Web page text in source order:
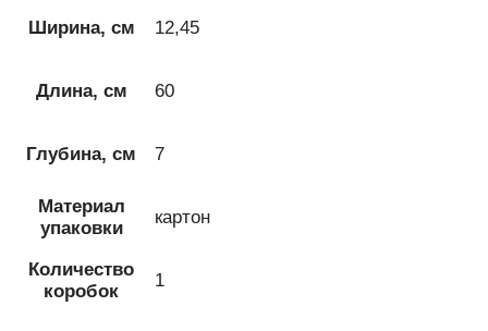
Ширина, см 12,45
Длина, см 60
Глубина, см 7
Материал
упаковки
картон
Количество
коробок
1